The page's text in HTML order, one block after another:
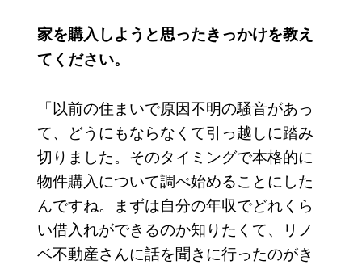
家を購入しようと思ったきっかけを教え
てください。
「以前の住まいで原因不明の騒音があっ
て、どうにもならなくて引っ越しに踏み
切りました。そのタイミングで本格的に
物件購入について調べ始めることにした
んですね。まずは自分の年収でどれくら
い借入れができるのか知りたくて、リノ
ベ不動産さんに話を聞きに行ったのがき